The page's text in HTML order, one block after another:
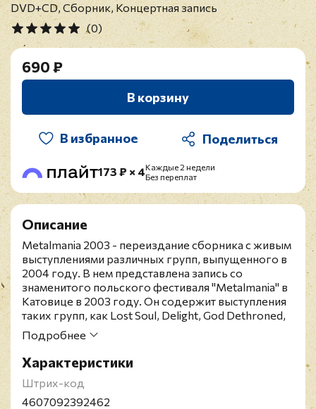
DVD+CD, Сборник, Концертная запись
(0)
690 ₽
В корзину
В избранное
173 ₽ × 4Каждые 2 недели
Без переплат
Описание
Metalmania 2003 - переиздание сборника с живым
выступлениями различных групп, выпущенного в
2004 году. В нем представлена запись со
знаменитого польского фестиваля "Metalmania" в
Катовице в 2003 году. Он содержит выступления
таких групп, как Lost Soul, Delight, God Dethroned,
Marduk, Opeth, Saxon и многих других.
Российское издание представлено на DVD и
дополнено CD с записями групп, выступавших на
второй сцене фестиваля. Фестиваль Metalmania -
это значимое событие в мире тяжёлой музыки,
которое проводится в Центральной Европе. Он
Подробнее
Характеристики
Штрих-код
4607092392462